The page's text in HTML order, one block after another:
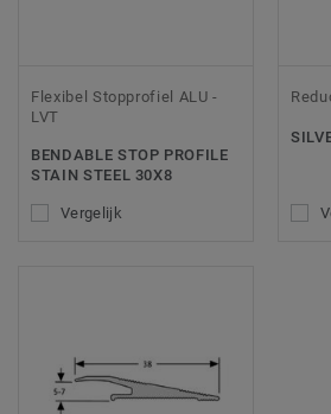
Flexibel Stopprofiel ALU -
LVT
BENDABLE STOP PROFILE
STAIN STEEL 30X8
Vergelijk